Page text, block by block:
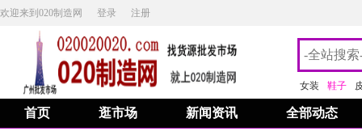
欢迎来到020制造网 登录 注册
女装 鞋子
首页 逛市场 新闻资讯 全部动态